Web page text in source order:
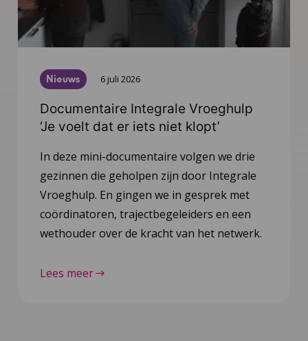
Nieuws 6 juli 2026
Documentaire Integrale Vroeghulp
‘Je voelt dat er iets niet klopt’
In deze mini-documentaire volgen we drie
gezinnen die geholpen zijn door Integrale
Vroeghulp. En gingen we in gesprek met
coördinatoren, trajectbegeleiders en een
wethouder over de kracht van het netwerk.
Lees meer